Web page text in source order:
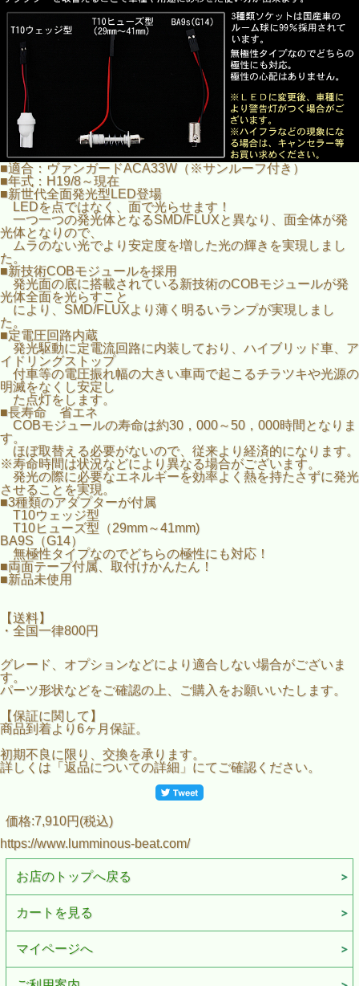
■適合：ヴァンガードACA33W（※サンルーフ付き）
■年式：H19/8～現在
■新世代全面発光型LED登場
LEDを点ではなく、面で光らせます！
一つ一つの発光体となるSMD/FLUXと異なり、面全体が発
光体となりので、
ムラのない光でより安定度を増した光の輝きを実現しまし
た。
■新技術COBモジュールを採用
発光面の底に搭載されている新技術のCOBモジュールが発
光体全面を光らすこと
により、SMD/FLUXより薄く明るいランプが実現しまし
た。
■定電圧回路内蔵
発光駆動に定電流回路に内装しており、ハイブリッド車、ア
イドリングストップ
付車等の電圧振れ幅の大きい車両で起こるチラツキや光源の
明滅をなくし安定し
た点灯をします。
■長寿命 省エネ
COBモジュールの寿命は約30，000～50，000時間となりま
す。
ほぼ取替える必要がないので、従来より経済的になります。
※寿命時間は状況などにより異なる場合がございます。
発光の際に必要なエネルギーを効率よく熱を持たさずに発光
させることを実現。
■3種類のアダプターが付属
T10ウェッジ型
T10ヒューズ型（29mm～41mm)
BA9S（G14）
無極性タイプなのでどちらの極性にも対応！
■両面テープ付属、取付けかんたん！
■新品未使用
【送料】
・全国一律800円
グレード、オプションなどにより適合しない場合がございま
す。
パーツ形状などをご確認の上、ご購入をお願いいたします。
【保証に関して】
商品到着より6ヶ月保証。
初期不良に限り、交換を承ります。
詳しくは「返品についての詳細」にてご確認ください。
価格:7,910円(税込)
https://www.lumminous-beat.com/
お店のトップへ戻る
カートを見る
マイページへ